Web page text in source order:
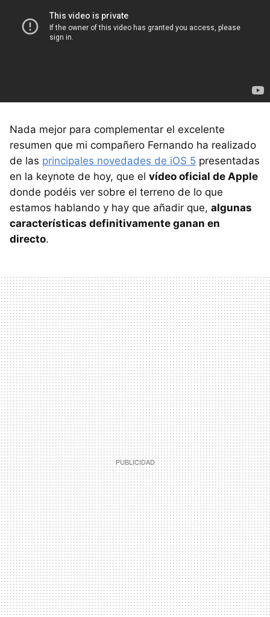
Nada mejor para complementar el excelente
resumen que mi compañero Fernando ha realizado
de las principales novedades de iOS 5 presentadas
en la keynote de hoy, que el vídeo oficial de Apple
donde podéis ver sobre el terreno de lo que
estamos hablando y hay que añadir que, algunas
características definitivamente ganan en
directo.